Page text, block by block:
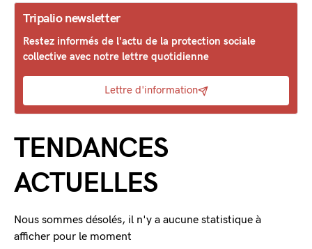
Tripalio newsletter
Restez informés de l'actu de la protection sociale
collective avec notre lettre quotidienne
Lettre d'information
TENDANCES
ACTUELLES
Nous sommes désolés, il n'y a aucune statistique à
afficher pour le moment